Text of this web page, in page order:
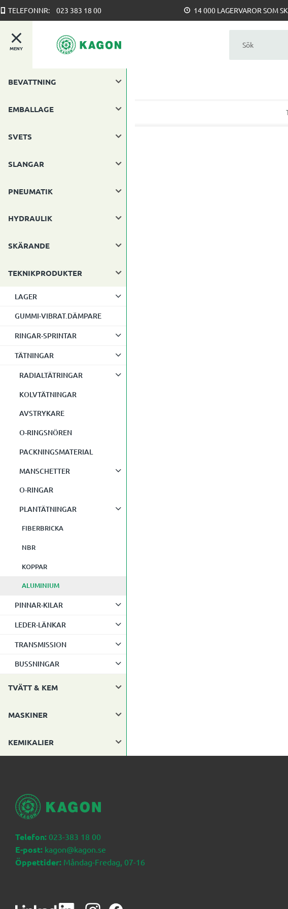
TELEFONNR: 023 383 18 00 14 000 LAGERVAROR SOM
MENY
BEVATTNING
EMBALLAGE
SVETS
SLANGAR
PNEUMATIK
HYDRAULIK
SKÄRANDE
TEKNIKPRODUKTER
LAGER
GUMMI-VIBRAT.DÄMPARE
RINGAR-SPRINTAR
TÄTNINGAR
RADIALTÄTRINGAR
KOLVTÄTNINGAR
AVSTRYKARE
O-RINGSNÖREN
PACKNINGSMATERIAL
MANSCHETTER
O-RINGAR
PLANTÄTNINGAR
FIBERBRICKA
NBR
KOPPAR
ALUMINIUM
PINNAR-KILAR
LEDER-LÄNKAR
TRANSMISSION
BUSSNINGAR
TVÄTT & KEM
MASKINER
KEMIKALIER
Telefon: 023-383 18 00
E-post: kagon@kagon.se
Öppettider: Måndag-Fredag, 07-16